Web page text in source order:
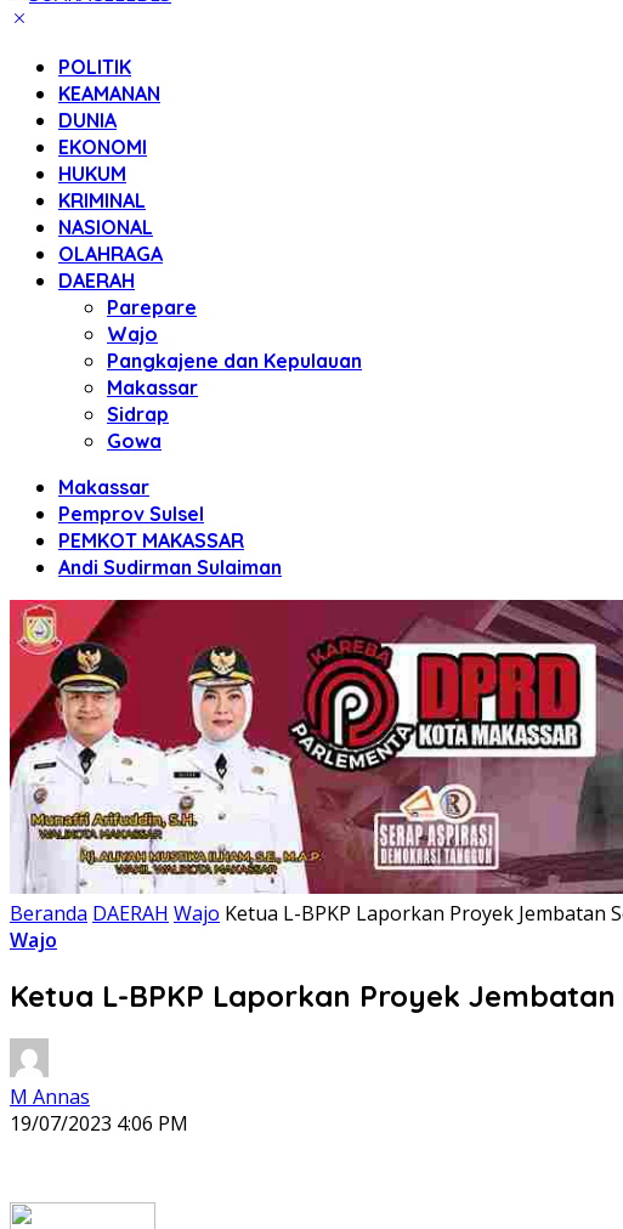
POLITIK
KEAMANAN
DUNIA
EKONOMI
HUKUM
KRIMINAL
NASIONAL
OLAHRAGA
DAERAH
Parepare
Wajo
Pangkajene dan Kepulauan
Makassar
Sidrap
Gowa
Makassar
Pemprov Sulsel
PEMKOT MAKASSAR
Andi Sudirman Sulaiman
Beranda DAERAH Wajo Ketua L-BPKP Laporkan Proyek Jembatan
Wajo
Ketua L-BPKP Laporkan Proyek
M Annas
19/07/2023 4:06 PM